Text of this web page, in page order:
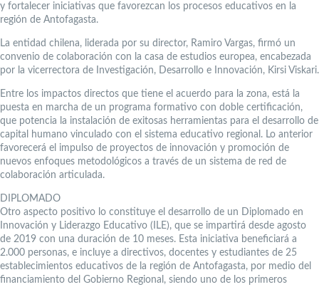
y fortalecer iniciativas que favorezcan los procesos educativos en la
región de Antofagasta.
La entidad chilena, liderada por su director, Ramiro Vargas, firmó un
convenio de colaboración con la casa de estudios europea, encabezada
por la vicerrectora de Investigación, Desarrollo e Innovación, Kirsi Viskari.
Entre los impactos directos que tiene el acuerdo para la zona, está la
puesta en marcha de un programa formativo con doble certificación,
que potencia la instalación de exitosas herramientas para el desarrollo de
capital humano vinculado con el sistema educativo regional. Lo anterior
favorecerá el impulso de proyectos de innovación y promoción de
nuevos enfoques metodológicos a través de un sistema de red de
colaboración articulada.
DIPLOMADO
Otro aspecto positivo lo constituye el desarrollo de un Diplomado en
Innovación y Liderazgo Educativo (ILE), que se impartirá desde agosto
de 2019 con una duración de 10 meses. Esta iniciativa beneficiará a
2.000 personas, e incluye a directivos, docentes y estudiantes de 25
establecimientos educativos de la región de Antofagasta, por medio del
financiamiento del Gobierno Regional, siendo uno de los primeros